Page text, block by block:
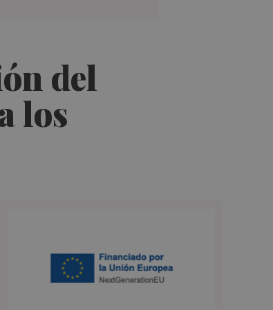
del
los